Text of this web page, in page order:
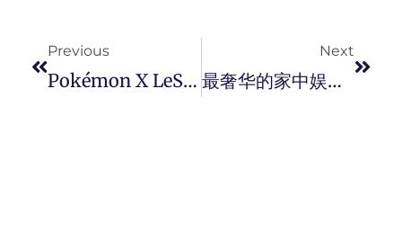
Previous
Pokémon X LeSportsac 超萌联名系列，带著 “皮卡丘” 展开冒险旅程吧！
Next
最奢华的家中娱乐：Louis Vuitton 推出首款撞球檯以及手足球檯！